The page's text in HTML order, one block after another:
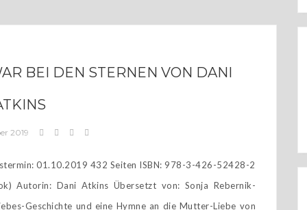
BEI DEN STERNEN VON DANI
2019
01.10.2019 432 Seiten ISBN: 978-3-426-52428-2
Autorin: Dani Atkins Übersetzt von: Sonja Rebernik-
Geschichte und eine Hymne an die Mutter-Liebe von